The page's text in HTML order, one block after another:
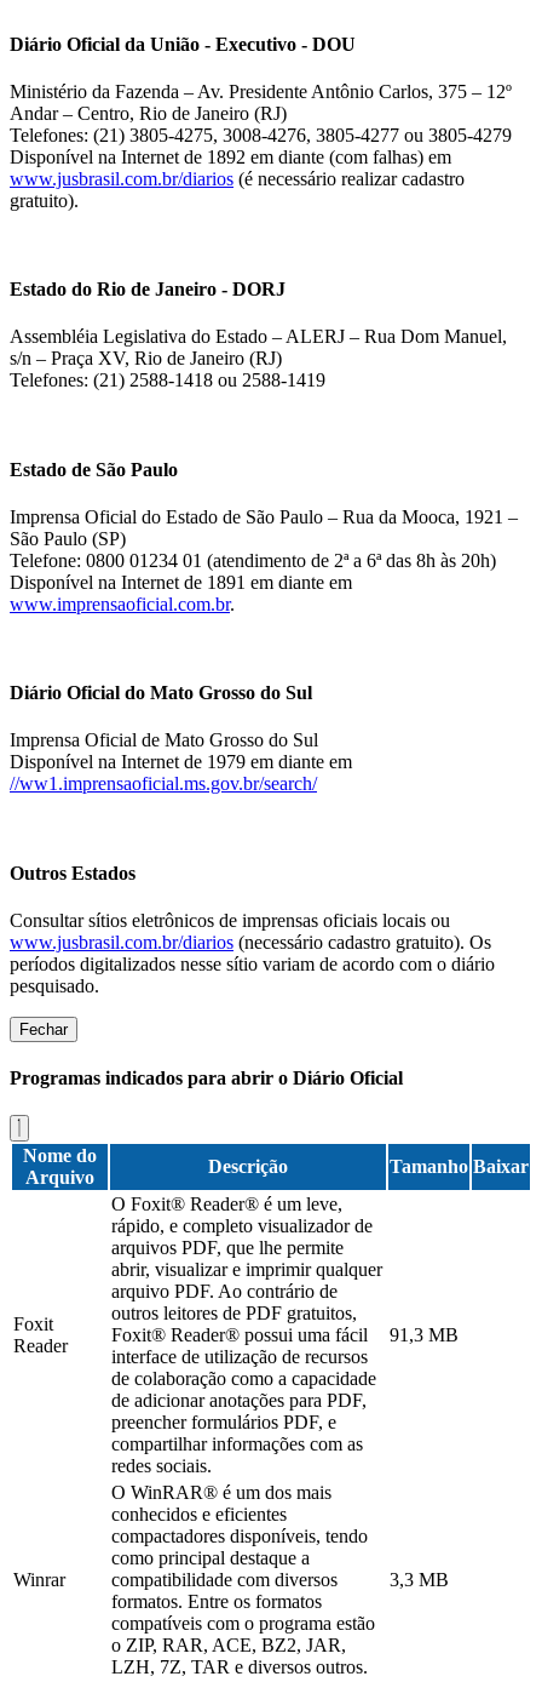
Diário Oficial da União - Executivo - DOU
Ministério da Fazenda – Av. Presidente Antônio Carlos, 375 – 12º
Andar – Centro, Rio de Janeiro (RJ)
Telefones: (21) 3805-4275, 3008-4276, 3805-4277 ou 3805-4279
Disponível na Internet de 1892 em diante (com falhas) em
www.jusbrasil.com.br/diarios (é necessário realizar cadastro
gratuito).
Estado do Rio de Janeiro - DORJ
Assembléia Legislativa do Estado – ALERJ – Rua Dom Manuel,
s/n – Praça XV, Rio de Janeiro (RJ)
Telefones: (21) 2588-1418 ou 2588-1419
Estado de São Paulo
Imprensa Oficial do Estado de São Paulo – Rua da Mooca, 1921 –
São Paulo (SP)
Telefone: 0800 01234 01 (atendimento de 2ª a 6ª das 8h às 20h)
Disponível na Internet de 1891 em diante em
www.imprensaoficial.com.br.
Diário Oficial do Mato Grosso do Sul
Imprensa Oficial de Mato Grosso do Sul
Disponível na Internet de 1979 em diante em
//ww1.imprensaoficial.ms.gov.br/search/
Outros Estados
Consultar sítios eletrônicos de imprensas oficiais locais ou
www.jusbrasil.com.br/diarios (necessário cadastro gratuito). Os
períodos digitalizados nesse sítio variam de acordo com o diário
pesquisado.
Fechar
Programas indicados para abrir o Diário Oficial
Nome do
Arquivo
Descrição Tamanho Baixar
Foxit
Reader
O Foxit® Reader® é um leve,
rápido, e completo visualizador de
arquivos PDF, que lhe permite
abrir, visualizar e imprimir qualquer
arquivo PDF. Ao contrário de
outros leitores de PDF gratuitos,
Foxit® Reader® possui uma fácil
interface de utilização de recursos
de colaboração como a capacidade
de adicionar anotações para PDF,
preencher formulários PDF, e
compartilhar informações com as
redes sociais.
91,3 MB
Winrar
O WinRAR® é um dos mais
conhecidos e eficientes
compactadores disponíveis, tendo
como principal destaque a
compatibilidade com diversos
formatos. Entre os formatos
compatíveis com o programa estão
o ZIP, RAR, ACE, BZ2, JAR,
LZH, 7Z, TAR e diversos outros.
3,3 MB